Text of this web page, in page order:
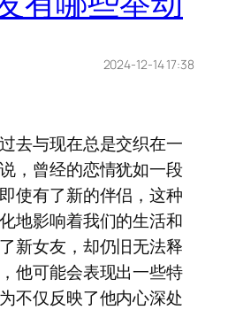
2024-12-14 17:38
去与现在总是交织在一
，曾经的恋情犹如一段
使有了新的伴侣，这种
地影响着我们的生活和
新女友，却仍旧无法释
他可能会表现出一些特
不仅反映了他内心深处